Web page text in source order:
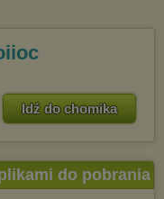
Idź do chomika
do pobrania